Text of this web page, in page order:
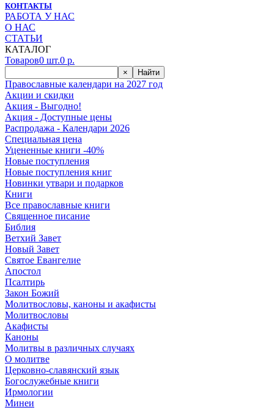
КОНТАКТЫ
РАБОТА У НАС
О НАС
СТАТЬИ
КАТАЛОГ
Товаров0 шт.0 р.
× Найти
Православные календари на 2027 год
Акции и скидки
Акция - Выгодно!
Акция - Доступные цены
Распродажа - Календари 2026
Специальная цена
Уцененные книги -40%
Новые поступления
Новые поступления книг
Новинки утвари и подарков
Книги
Все православные книги
Священное писание
Библия
Ветхий Завет
Новый Завет
Святое Евангелие
Апостол
Псалтирь
Закон Божий
Молитвословы, каноны и акафисты
Молитвословы
Акафисты
Каноны
Молитвы в различных случаях
О молитве
Церковно-славянский язык
Богослужебные книги
Ирмологии
Минеи